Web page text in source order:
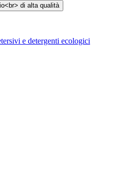
e detergenti ecologici